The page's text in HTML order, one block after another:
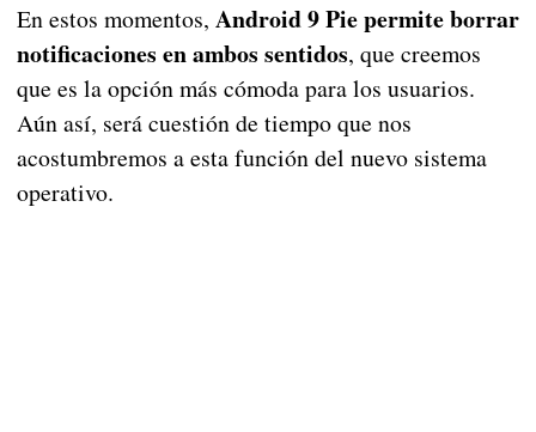
En estos momentos, Android 9 Pie permite borrar
notificaciones en ambos sentidos, que creemos
que es la opción más cómoda para los usuarios.
Aún así, será cuestión de tiempo que nos
acostumbremos a esta función del nuevo sistema
operativo.